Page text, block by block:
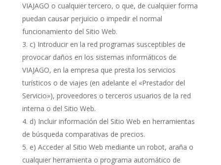
VIAJAGO o cualquier tercero, o que, de cualquier forma
puedan causar perjuicio o impedir el normal
funcionamiento del Sitio Web.
c) Introducir en la red programas susceptibles de
provocar daños en los sistemas informáticos de
VIAJAGO, en la empresa que presta los servicios
turísticos o de viajes (en adelante el «Prestador del
Servicio»), proveedores o terceros usuarios de la red
interna o del Sitio Web.
d) Incluir información del Sitio Web en herramientas
de búsqueda comparativas de precios.
e) Acceder al Sitio Web mediante un robot, araña o
cualquier herramienta o programa automático de